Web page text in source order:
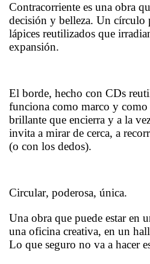
Contracorriente es una obra
decisión y belleza. Un círculo
lápices reutilizados que
expansión.
El borde, hecho con CDs
funciona como marco y
brillante que encierra y a la
invita a mirar de cerca, a
(o con los dedos).
Circular, poderosa, única.
Una obra que puede estar en
una oficina creativa, en un
Lo que seguro no va a hacer